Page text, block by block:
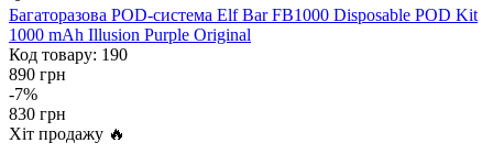
Багаторазова POD-система Elf Bar FB1000 Disposable POD Kit
1000 mAh Illusion Purple Original
Код товару: 190
890 грн
-7%
830 грн
Хіт продажу 🔥